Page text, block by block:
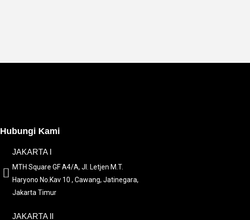
Hubungi Kami
JAKARTA I
MTH Square GF A4/A, Jl. Letjen M.T.
Haryono No.Kav 10 , Cawang, Jatinegara,
Jakarta Timur
JAKARTA II